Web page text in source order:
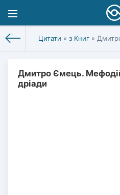
Цитати » з Книг »
Дмитро Ємець.
дріади